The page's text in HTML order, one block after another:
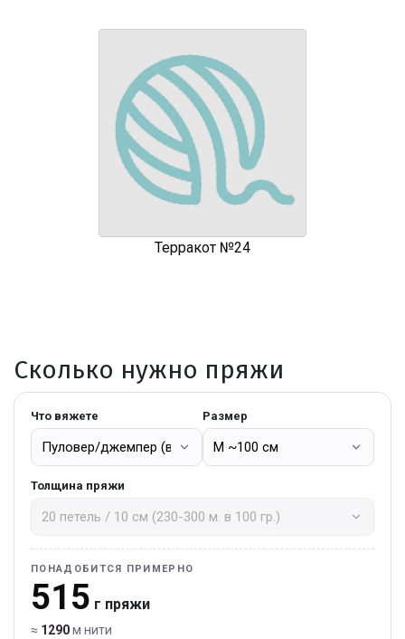
Терракот №24
Сколько нужно пряжи
Что вяжете Размер
Толщина пряжи
ПОНАДОБИТСЯ ПРИМЕРНО
515 г пряжи
≈ 1290м нити